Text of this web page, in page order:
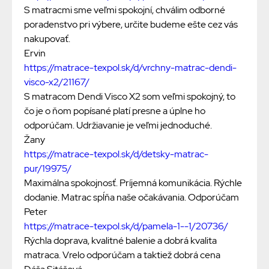
S matracmi sme veľmi spokojní, chválim odborné
poradenstvo pri výbere, určite budeme ešte cez vás
nakupovať.
Ervin
https://matrace-texpol.sk/d/vrchny-matrac-dendi-
visco-x2/21167/
S matracom Dendi Visco X2 som veľmi spokojný, to
čo je o ňom popísané platí presne a úplne ho
odporúčam. Udržiavanie je veľmi jednoduché.
Žany
https://matrace-texpol.sk/d/detsky-matrac-
pur/19975/
Maximálna spokojnosť. Príjemná komunikácia. Rýchle
dodanie. Matrac spĺňa naše očakávania. Odporúčam
Peter
https://matrace-texpol.sk/d/pamela-1--1/20736/
Rýchla doprava, kvalitné balenie a dobrá kvalita
matraca. Vrelo odporúčam a taktiež dobrá cena